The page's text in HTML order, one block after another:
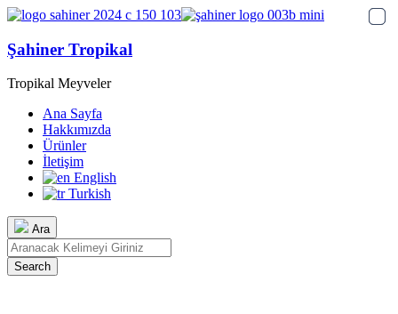
Şahiner Tropikal
Tropikal Meyveler
Ana Sayfa
Hakkımızda
Ürünler
İletişim
English
Turkish
Ara